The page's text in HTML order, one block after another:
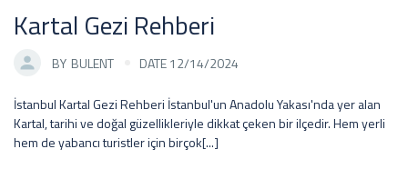
Kartal Gezi Rehberi
BY BULENT DATE 12/14/2024
İstanbul Kartal Gezi Rehberi İstanbul'un Anadolu Yakası'nda yer alan
Kartal, tarihi ve doğal güzellikleriyle dikkat çeken bir ilçedir. Hem yerli
hem de yabancı turistler için birçok[...]